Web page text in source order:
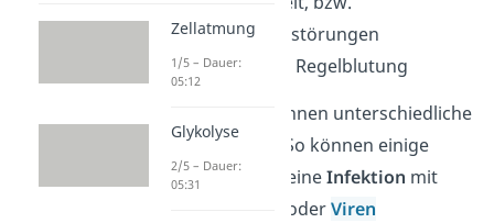
Fruchtbarkeitsstörungen
Störungen der Regelblutung
Die Symptome können unterschiedliche
Ursachen haben. So können einige
Symptome durch eineInfektion mit
oderViren
Zellatmung
1/5 – Dauer:
05:12
Glykolyse
2/5 – Dauer:
05:31